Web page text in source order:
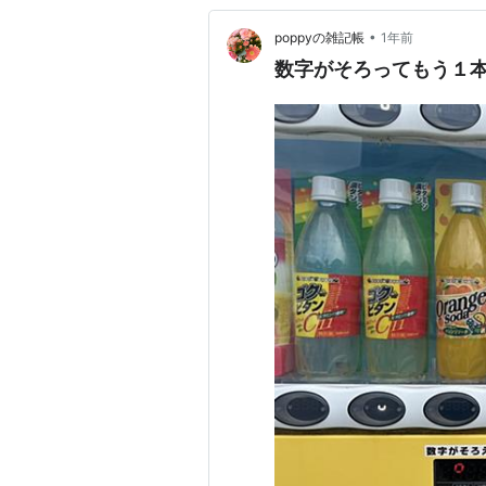
poppyの雑記帳 • 1年前
数字がそろってもう１